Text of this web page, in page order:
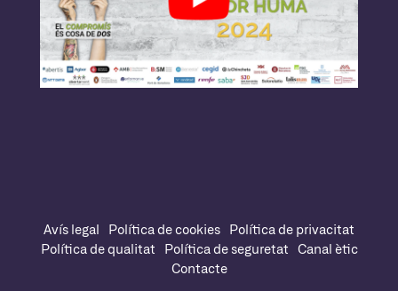
Avís legal Política de cookies
Política de privacitat
Política de qualitat
Política de seguretat
Canal ètic
Contacte